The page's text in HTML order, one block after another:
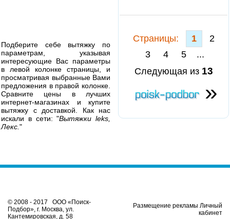
Cтраницы: 1
2
3
4 5
...
Следующая из 13
»
Подберите себе вытяжку по
параметрам, указывая
интересующие Вас параметры
в левой колонке страницы, и
просматривая выбранные Вами
предложения в правой колонке.
Сравните цены в лучших
интернет-магазинах и купите
вытяжку с доставкой. Как нас
искали в сети: "Вытяжки leks,
Лекс. "
© 2008 - 2017 ООО «Поиск-
Подбор», г. Москва, ул.
Кантемировская, д. 58
Размещение рекламы Личный
кабинет